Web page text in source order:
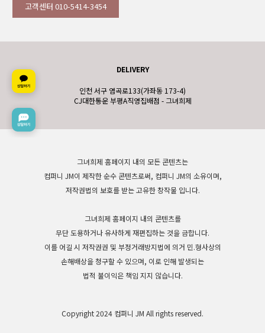
고객센터 010-5414-3454
DELIVERY
인천 서구 염곡로133(가좌동 173-4)
CJ대한통운 부평A직영집배점 - 그녀희제
그녀희제 홈페이지 내의 모든 콘텐츠는
컴퍼니 JM이 제작한 순수 콘텐츠로써, 컴퍼니 JM의 소유이며,
저작권법의 보호를 받는 고유한 창작물 입니다.
그녀희제 홈페이지 내의 콘텐츠를
무단 도용하거나 유사하게 재편집하는 것을 금합니다.
이를 어길 시 저작권권 및 부정거래방지법에 의거 민.형사상의
손해배상을 청구할 수 있으며, 이로 인해 발생되는
법적 불이익은 책임 지지 않습니다.
Copyright 2024 컴퍼니 JM All rights reserved.